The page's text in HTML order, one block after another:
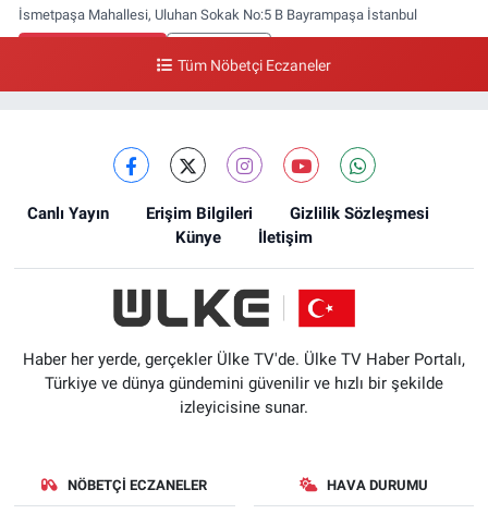
İsmetpaşa Mahallesi, Uluhan Sokak No:5 B Bayrampaşa İstanbul
0 (212) 640 11 57 Yol Tarifi Al
Tüm Nöbetçi Eczaneler
Canlı Yayın Erişim Bilgileri
Gizlilik Sözleşmesi
Künye
İletişim
Haber her yerde, gerçekler Ülke TV'de. Ülke TV Haber Portalı,
Türkiye ve dünya gündemini güvenilir ve hızlı bir şekilde
izleyicisine sunar.
NÖBETÇI ECZANELER HAVA DURUMU